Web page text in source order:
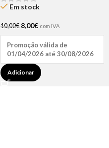
Em stock
10,00€ 8,00€ com IVA
Promoção válida de
01/04/2026 até 30/08/2026
Adicionar